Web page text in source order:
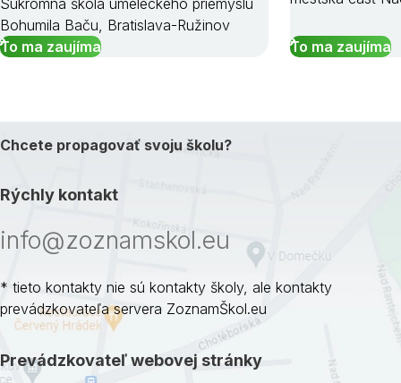
Súkromná škola umeleckého priemyslu
Bohumila Baču, Bratislava-Ružinov
To ma zaujíma
To ma zaujíma
Chcete propagovať svoju školu?
Rýchly kontakt
info@zoznamskol.eu
* tieto kontakty nie sú kontakty školy, ale kontakty
prevádzkovateľa servera ZoznamŠkol.eu
Prevádzkovateľ webovej stránky